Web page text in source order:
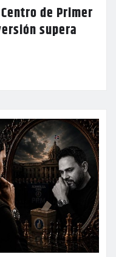
de Primer
supera